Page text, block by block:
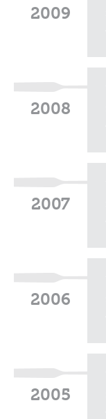
2009
2008
2007
2006
2005